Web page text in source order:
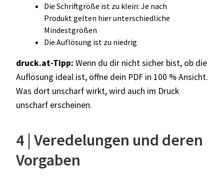
Die Schriftgröße ist zu klein: Je nach
Produkt gelten hier unterschiedliche
Mindestgrößen
Die Auflösung ist zu niedrig
druck.at-Tipp: Wenn du dir nicht sicher bist, ob die
Auflösung ideal ist, öffne dein PDF in 100 % Ansicht.
Was dort unscharf wirkt, wird auch im Druck
unscharf erscheinen.
4 | Veredelungen und deren
Vorgaben